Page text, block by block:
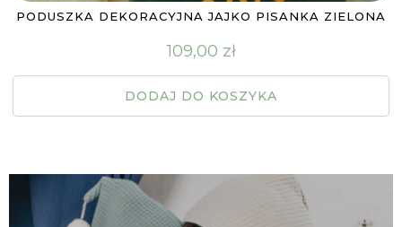
PODUSZKA DEKORACYJNA JAJKO PISANKA ZIELONA
109,00 zł
DODAJ DO KOSZYKA